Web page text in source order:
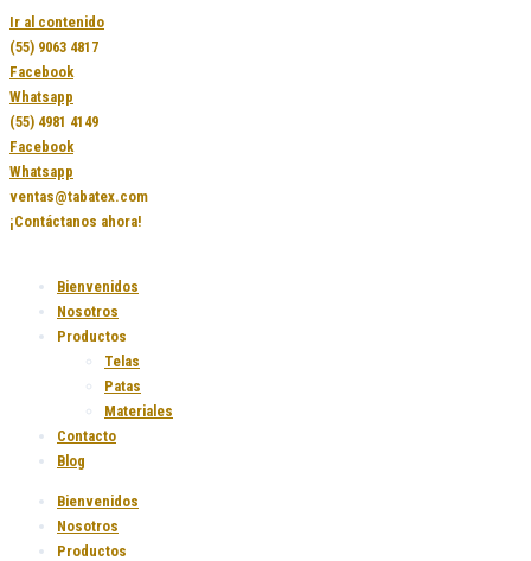
Ir al contenido
(55) 9063 4817
Facebook
Whatsapp
(55) 4981 4149
Facebook
Whatsapp
ventas@tabatex.com
¡Contáctanos ahora!
Bienvenidos
Nosotros
Productos
Telas
Patas
Materiales
Contacto
Blog
Bienvenidos
Nosotros
Productos